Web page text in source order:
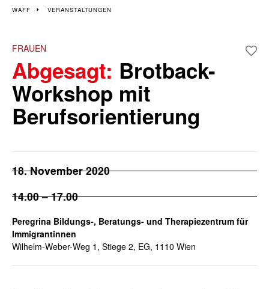
WAFF VERANSTALTUNGEN
FRAUEN
Abgesagt: Brotback-
Workshop mit
Berufsorientierung
18. November 2020
14.00 – 17.00
Peregrina Bildungs-, Beratungs- und Therapiezentrum für
Immigrantinnen
Wilhelm-Weber-Weg 1, Stiege 2, EG, 1110 Wien